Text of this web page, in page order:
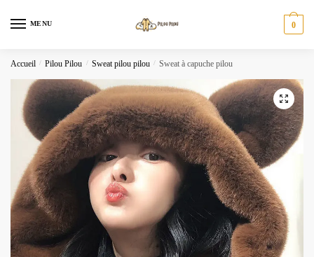
MENU 0
Accueil / Pilou Pilou / Sweat pilou pilou / Sweat à capuche pilou